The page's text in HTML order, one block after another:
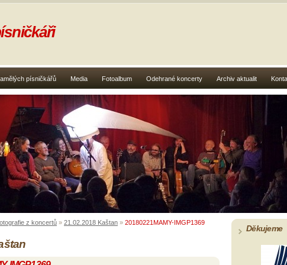
písničkářů Media Fotoalbum Odehrané koncerty Archiv aktualit
z koncertů » 21.02.2018 Kaštan » 20180221MAMY-IMGP1369
Děkujeme